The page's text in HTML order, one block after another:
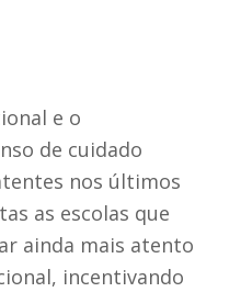
e o
de cuidado
nos últimos
as escolas que
ainda mais atento
incentivando